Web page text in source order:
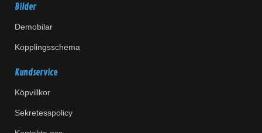
Bilder
Demobilar
Kopplingsschema
Kundservice
Köpvillkor
Sekretesspolicy